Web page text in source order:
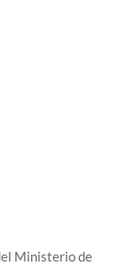
Ministerio de